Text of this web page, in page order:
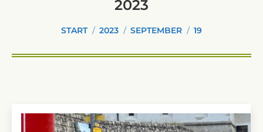
2023
START 2023 SEPTEMBER 19